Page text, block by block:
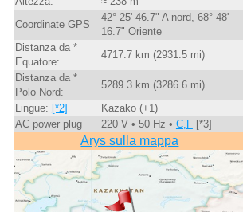
Coordinate GPS
42° 25' 46.7" A nord, 68° 48'
16.7" Oriente
Distanza da *
Equatore:
4717.7 km (2931.5 mi)
Distanza da *
Polo Nord:
5289.3 km (3286.6 mi)
Lingue: [*2]
Kazako (+1)
AC power plug
220 V • 50 Hz • C,F[*3]
Arys sulla mappa